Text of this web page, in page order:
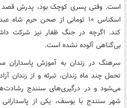
اسکناس ۱۰ تومانی از صحن حرم
کند. اگرچه در جنگ ظفار نیز شرکت
بی‌گناهی آلوده نشده است.
سرهنگ در زندان به آموزش پاسداران
تحمل چند ماه زندان، تبرئه و از زندان
می‌شود و در درگیری‌های سنندج
شهر سنندج با یوسف، یکی از پاسدارانی